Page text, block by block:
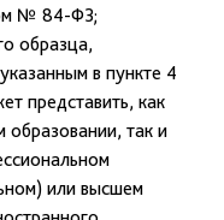
№ 84-ФЗ;
образца,
в пункте 4
представить, как
так и
или высшем